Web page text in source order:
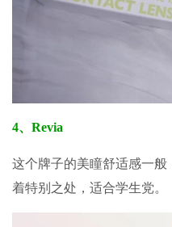
4、Revia
这个牌子的美瞳舒适感一般
着特别之处，适合学生党。